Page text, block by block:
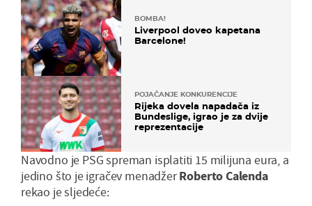
BOMBA!
Liverpool doveo kapetana
Barcelone!
POJAČANJE KONKURENCIJE
Rijeka dovela napadača iz
Bundeslige, igrao je za dvije
reprezentacije
Navodno je PSG spreman isplatiti 15 milijuna eura, a
jedino što je igračev menadžerRoberto Calenda
rekao je sljedeće: